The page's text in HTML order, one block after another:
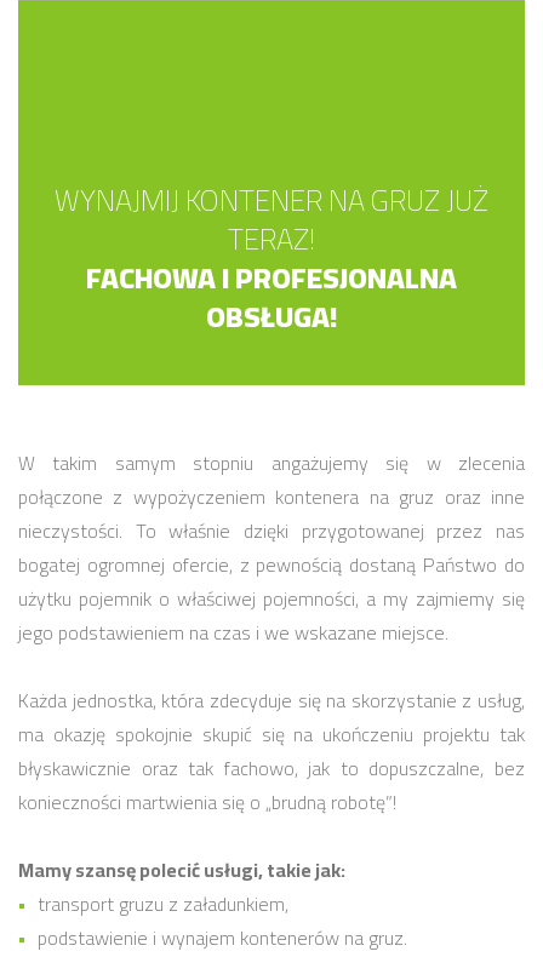
WYNAJMIJ KONTENER NA GRUZ JUŻ
TERAZ!
FACHOWA I PROFESJONALNA
OBSŁUGA!
W takim samym stopniu angażujemy się w zlecenia
połączone z wypożyczeniem kontenera na gruz oraz inne
nieczystości. To właśnie dzięki przygotowanej przez nas
bogatej ogromnej ofercie, z pewnością dostaną Państwo do
użytku pojemnik o właściwej pojemności, a my zajmiemy się
jego podstawieniem na czas i we wskazane miejsce.
Każda jednostka, która zdecyduje się na skorzystanie z usług,
ma okazję spokojnie skupić się na ukończeniu projektu tak
błyskawicznie oraz tak fachowo, jak to dopuszczalne, bez
konieczności martwienia się o „brudną robotę”!
Mamy szansę polecić usługi, takie jak:
transport gruzu z załadunkiem,
podstawienie i wynajem kontenerów na gruz.